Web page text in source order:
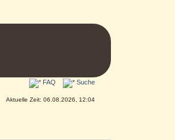
FAQ Suche
Aktuelle Zeit: 06.08.2026, 12:04